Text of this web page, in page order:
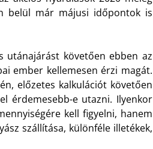
belül már májusi időpontok is
utánajárást követően ebben az
ember kellemesen érzi magát.
előzetes kalkulációt követően
érdemesebb-e utazni. Ilyenkor
kell figyelni, hanem
szállítása, különféle illetékek,